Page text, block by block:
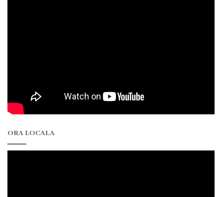
Consiliul
Consiliului
ORA LOCALA